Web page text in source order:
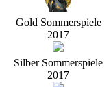
Gold Sommerspiele
2017
Silber Sommerspiele
2017